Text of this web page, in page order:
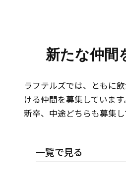
Join
新たな仲間
ラフテルズでは、ともに
ける仲間を募集しています。
新卒、中途どちらも募集し
一覧で見る